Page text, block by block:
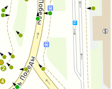
4
2